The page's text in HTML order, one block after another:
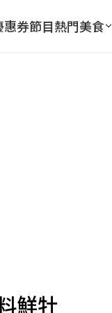
惠券節目熱門美食
鮮牡